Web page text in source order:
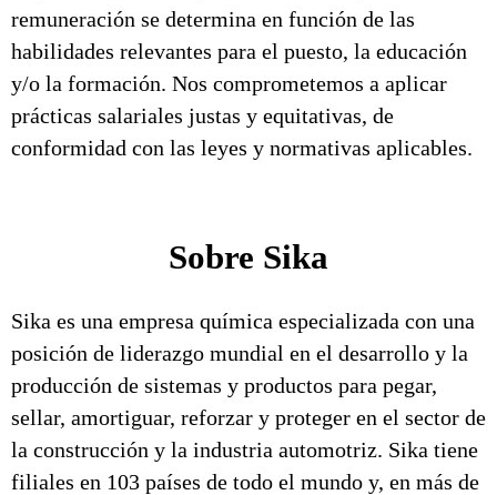
remuneración se determina en función de las
habilidades relevantes para el puesto, la educación
y/o la formación. Nos comprometemos a aplicar
prácticas salariales justas y equitativas, de
conformidad con las leyes y normativas aplicables.
Sobre Sika
Sika es una empresa química especializada con una
posición de liderazgo mundial en el desarrollo y la
producción de sistemas y productos para pegar,
sellar, amortiguar, reforzar y proteger en el sector de
la construcción y la industria automotriz. Sika tiene
filiales en 103 países de todo el mundo y, en más de